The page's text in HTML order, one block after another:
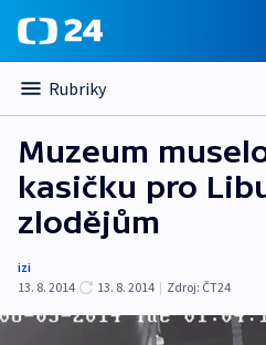
Rubriky
Muzeum
kasičku pro
zlodějům
izi
13. 8. 2014
13. 8. 2014 | Zdroj: ČT24